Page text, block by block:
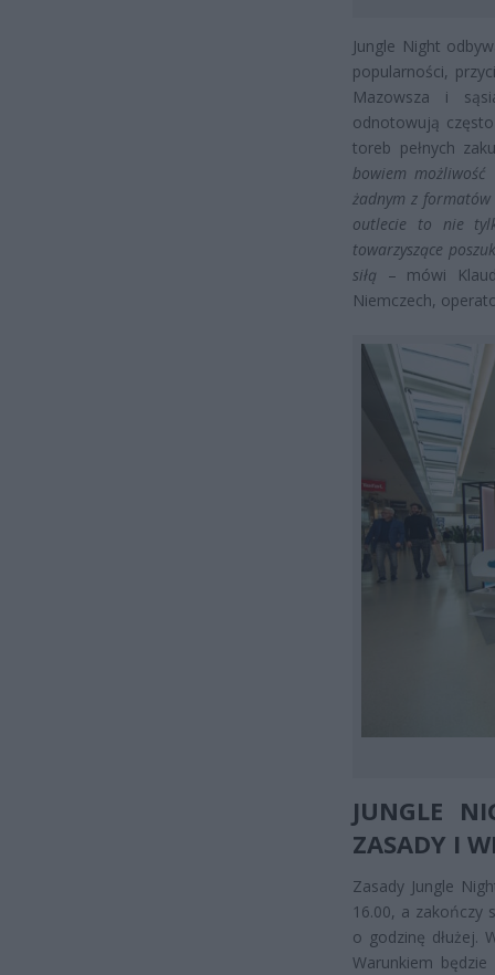
Jungle Night
popularności,
Mazowsza i
odnotowują
toreb pełnych
bowiem
żadnym z formatów
outlecie to nie
towarzyszące
siłą – mówi
Niemczech,
JUNGLE
ZASADY I
Zasady Jungle
16.00, a zakończy
o godzinę dłużej.
Warunkiem